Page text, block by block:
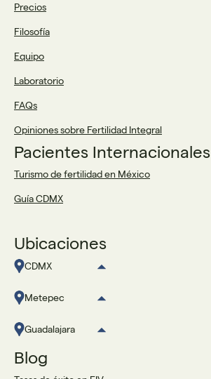
Precios
Filosofía
Equipo
Laboratorio
FAQs
Opiniones sobre Fertilidad Integral
Pacientes Internacionales
Turismo de fertilidad en México
Guía CDMX
Ubicaciones
CDMX
Metepec
Guadalajara
Blog